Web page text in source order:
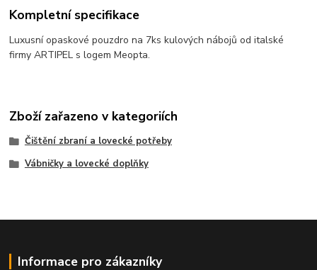
Kompletní specifikace
Luxusní opaskové pouzdro na 7ks kulových nábojů od italské
firmy ARTIPEL s logem Meopta.
Zboží zařazeno v kategoriích
Čištění zbraní a lovecké potřeby
Vábničky a lovecké doplňky
Informace pro zákazníky